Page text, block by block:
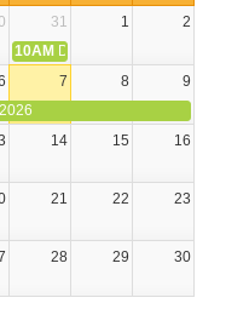
31 1
2
10AM DIA NACIONAL DE LA
7 8
9
14 15 16
21 22 23
28 29 30